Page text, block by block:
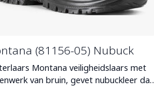
(81156-05) Nubuck
Montana veiligheidslaars met
van bruin, gevet nubuckleer dat